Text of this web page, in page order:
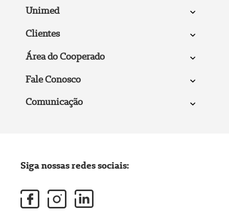
Unimed
Clientes
Área do Cooperado
Fale Conosco
Comunicação
Siga nossas redes sociais: